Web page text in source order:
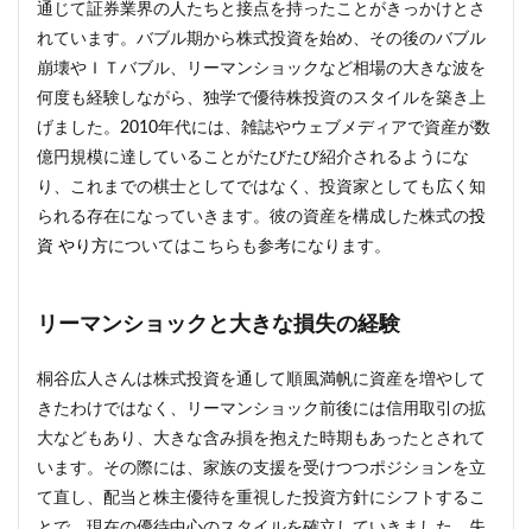
通じて証券業界の人たちと接点を持ったことがきっかけとさ
れています。バブル期から株式投資を始め、その後のバブル
崩壊やＩＴバブル、リーマンショックなど相場の大きな波を
何度も経験しながら、独学で優待株投資のスタイルを築き上
げました。2010年代には、雑誌やウェブメディアで資産が数
億円規模に達していることがたびたび紹介されるようにな
り、これまでの棋士としてではなく、投資家としても広く知
られる存在になっていきます。彼の資産を構成した株式の投
資 やり方についてはこちらも参考になります。
リーマンショックと大きな損失の経験
桐谷広人さんは株式投資を通して順風満帆に資産を増やして
きたわけではなく、リーマンショック前後には信用取引の拡
大などもあり、大きな含み損を抱えた時期もあったとされて
います。その際には、家族の支援を受けつつポジションを立
て直し、配当と株主優待を重視した投資方針にシフトするこ